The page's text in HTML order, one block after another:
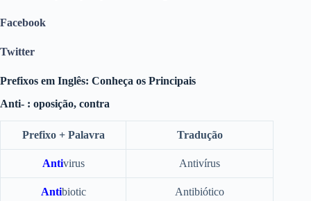
Facebook
Twitter
Prefixos em Inglês: Conheça os Principais
Anti- : oposição, contra
Prefixo + Palavra Tradução
Antivirus Antivírus
Antibiotic Antibiótico